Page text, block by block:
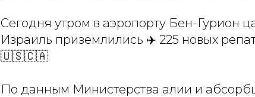
Сегодня утром в аэропорту Бен-Гурион
Израиль приземлились ✈️ 225 новых
🇺🇸🇨🇦
По данным Министерства алии и